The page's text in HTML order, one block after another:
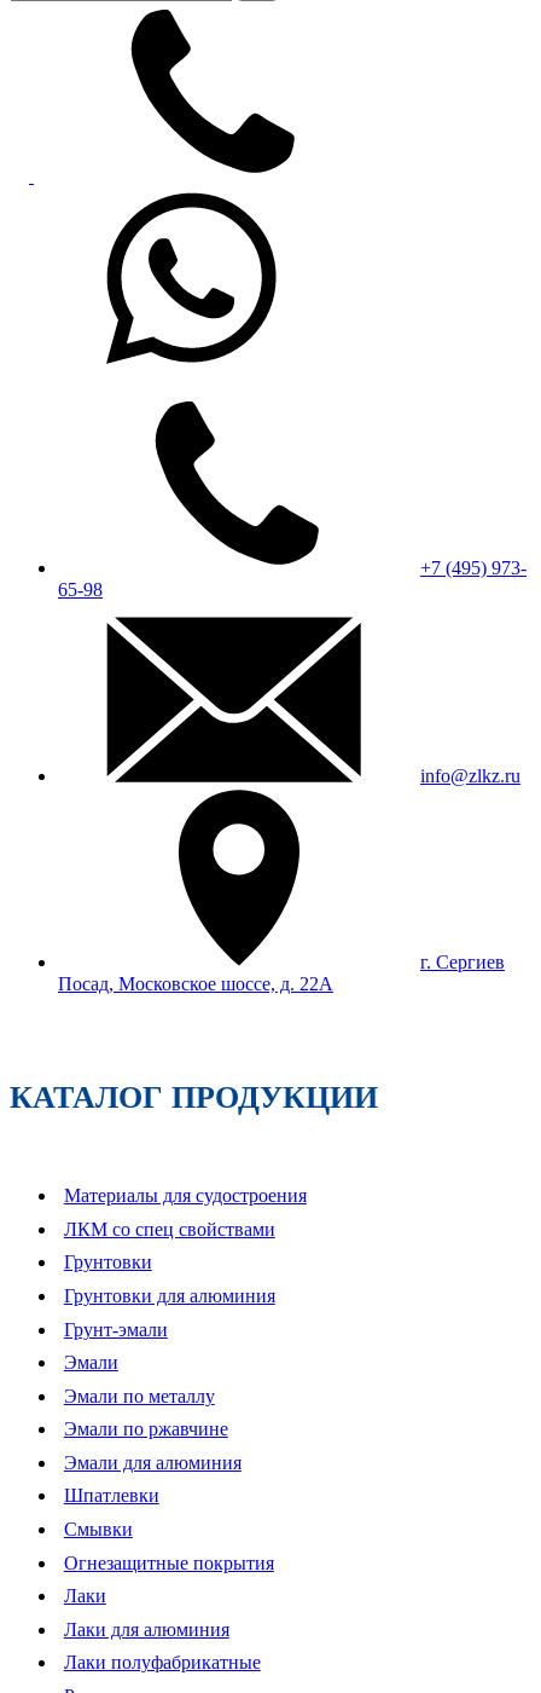
+7 (495) 973-
65-98
info@zlkz.ru
г. Сергиев
Посад, Московское шоссе, д. 22А
КАТАЛОГ ПРОДУКЦИИ
Материалы для судостроения
ЛКМ со спец свойствами
Грунтовки
Грунтовки для алюминия
Грунт-эмали
Эмали
Эмали по металлу
Эмали по ржавчине
Эмали для алюминия
Шпатлевки
Смывки
Огнезащитные покрытия
Лаки
Лаки для алюминия
Лаки полуфабрикатные